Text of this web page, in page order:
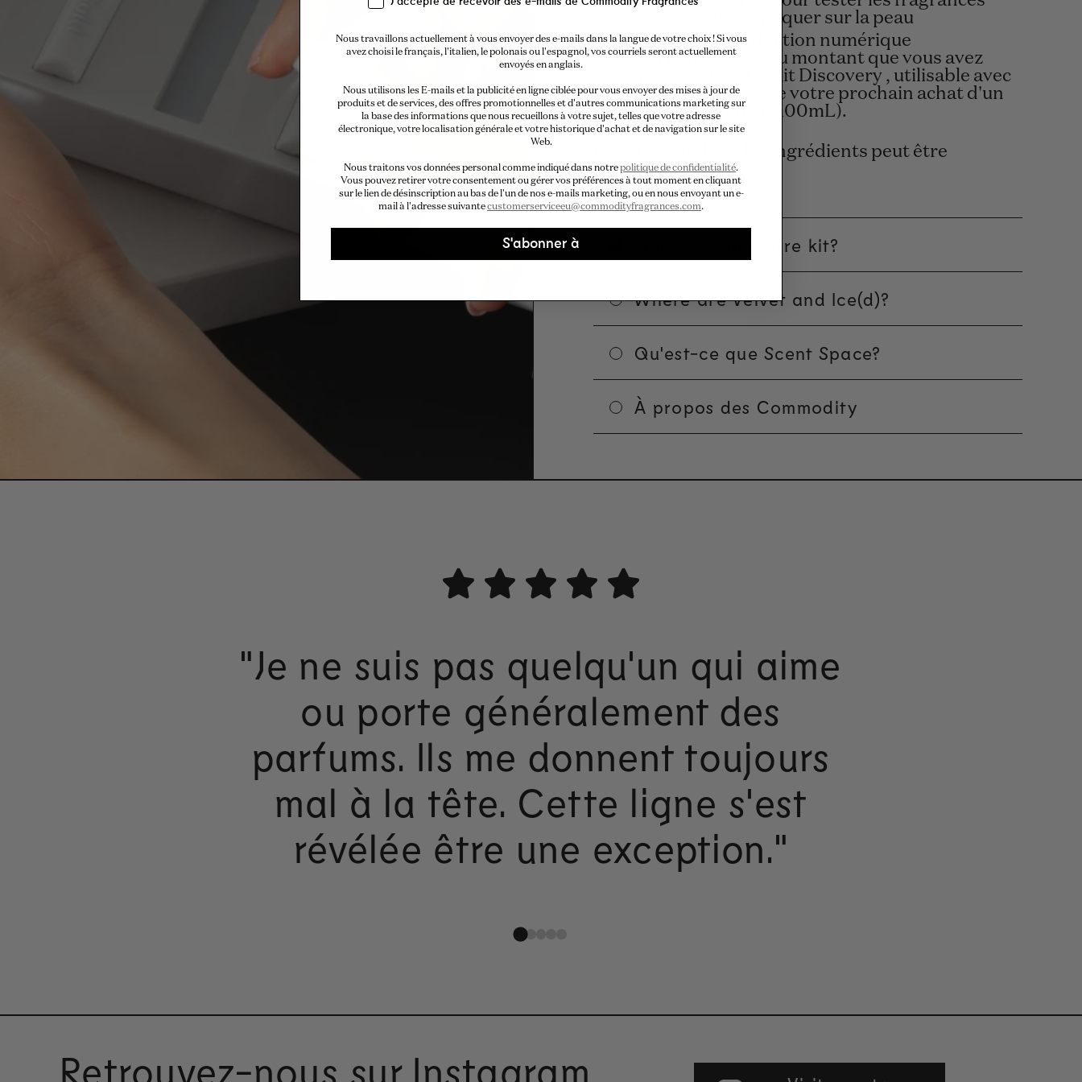
avant de les appliquer sur la peau
Un code de réduction numérique
correspondant au montant que vous avez
payé pour votreKit Discovery , utilisable avec
un compte lors de votre prochain achat d'un
format complet (100mL).
La liste complète des ingrédients peut être
consultéeici.
Que contient votre kit?
Where are Velvet and Ice(d)?
Qu'est-ce que Scent Space?
À propos des Commodity
"Je ne suis pas quelqu'un qui aime
ou porte généralement des
parfums. Ils me donnent toujours
mal à la tête. Cette ligne s'est
révélée être une exception."
Retrouvez-nous sur Instagram
Nous travaillons actuellement à vous envoyer des e-mails dans la langue de votre choix ! Si vous
avez choisi le français, l'italien, le polonais ou l'espagnol, vos courriels seront actuellement
envoyés en anglais.
Nous utilisons les E-mails et la publicité en ligne ciblée pour vous envoyer des mises à jour de
produits et de services, des offres promotionnelles et d'autres communications marketing sur
la base des informations que nous recueillons à votre sujet, telles que votre adresse
électronique, votre localisation générale et votre historique d'achat et de navigation sur le site
Web.
Nous traitons vos données personal comme indiqué dans notrepolitique de confidentialité.
Vous pouvez retirer votre consentement ou gérer vos préférences à tout moment en cliquant
sur le lien de désinscription au bas de l'un de nos e-mails marketing, ou en nous envoyant un e-
mail à l'adresse suivantecustomerserviceeu@commodityfragrances.com.
S'abonner à